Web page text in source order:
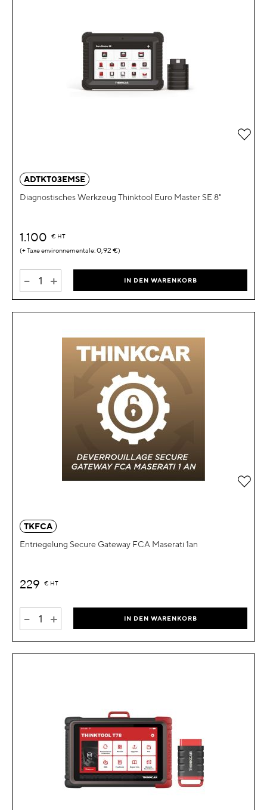
ADTKT03EMSE
Diagnostisches Werkzeug Thinktool Euro Master SE 8"
1.100 € HT
0,92 €
- + IN DEN WARENKORB
Zur
TKFCA
Entriegelung Secure Gateway FCA Maserati 1an
229 € HT
- + IN DEN WARENKORB
Zur